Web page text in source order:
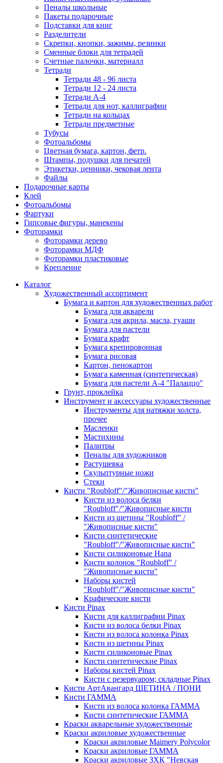
Пеналы школьные
Пакеты подарочные
Подставки для книг
Разделители
Скрепки, кнопки, зажимы, резинки
Сменные блоки для тетрадей
Счетные палочки, материалл
Тетради
Тетради 48 - 96 листа
Тетради 12 - 24 листа
Тетради А-4
Тетради для нот, каллиграфии
Тетради на кольцах
Тетради предметные
Тубусы
Фотоальбомы
Цветная бумага, картон, фетр.
Штампы, подушки для печатей
Этикетки, ценники, чековая лента
Файлы
Подарочные карты
Клей
Фотоальбомы
Фартуки
Гипсовые фигуры, манекены
Фоторамки
Фоторамки дерево
Фоторамки МДФ
Фоторамки пластиковые
Крепление
Каталог
Художественный ассортимент
Бумага и картон для художественных работ
Бумага для акварели
Бумага для акрила, масла, гуаши
Бумага для пастели
Бумага крафт
Бумага крепировонная
Бумага рисовая
Картон, пенокартон
Бумага каменная (синтетическая)
Бумага для пастели А-4 "Палаццо"
Грунт, проклейка
Инструмент и аксессуары художественные
Инструменты для натяжки холста,
прочее
Масленки
Мастихины
Палитры
Пеналы для художников
Растушевка
Скульптурные ножи
Стеки
Кисти "Roubloff"/"Живописные кисти"
Кисти из волоса белки
"Roubloff"/"Живописные кисти
Кисти из щетины "Roubloff" /
"Живописные кисти"
Кисти синтетические
"Roubloff"/"Живописные кисти"
Кисти силиконовые Hana
Кисти колонок "Roubloff" /
"Живописные кисти"
Наборы кистей
"Roubloff"/"Живописные кисти"
Крафические кисти
Кисти Pinax
Кисти для каллиграфии Pinax
Кисти из волоса белки Pinax
Кисти из волоса колонка Pinax
Кисти из щетины Pinax
Кисти силиконовые Pinax
Кисти синтетические Pinax
Наборы кистей Pinax
Кисти с резервуаром; складные Pinax
Кисти АртАвангард ЩЕТИНА / ПОНИ
Кисти ГАММА
Кисти из волоса колонка ГАММА
Кисти синтетические ГАММА
Краски акварельные художественные
Краски акриловые художественные
Краски акриловые Maimery Polycolor
Краски акриловые ГАММА
Краски акриловые ЗХК "Невская